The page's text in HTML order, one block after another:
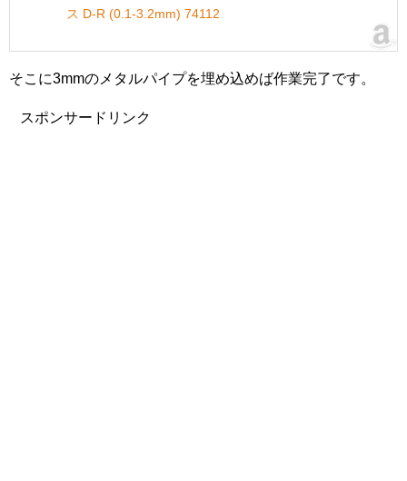
ス D-R (0.1-3.2mm) 74112
そこに3mmのメタルパイプを埋め込めば作業完了です。
スポンサードリンク